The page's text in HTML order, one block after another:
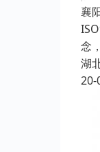
襄
念
湖
20-